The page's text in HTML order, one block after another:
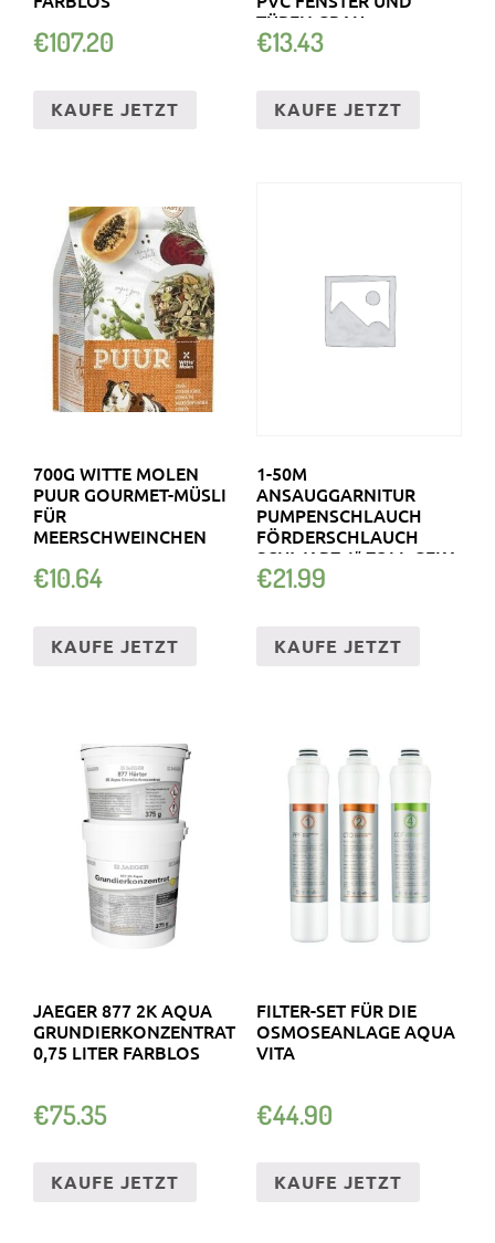
€107.20
KAUFE JETZT
TÜREN GRAU
€13.43
KAUFE JETZT
700G WITTE MOLEN
PUUR GOURMET-MÜSLI
FÜR
MEERSCHWEINCHEN
€10.64
KAUFE JETZT
1-50M
ANSAUGGARNITUR
PUMPENSCHLAUCH
FÖRDERSCHLAUCH
SCHWARZ 1″ ZOLL GEKA
SPIRALSCHL…
€21.99
KAUFE JETZT
JAEGER 877 2K AQUA
GRUNDIERKONZENTRAT
0,75 LITER FARBLOS
€75.35
KAUFE JETZT
FILTER-SET FÜR DIE
OSMOSEANLAGE AQUA
VITA
€44.90
KAUFE JETZT